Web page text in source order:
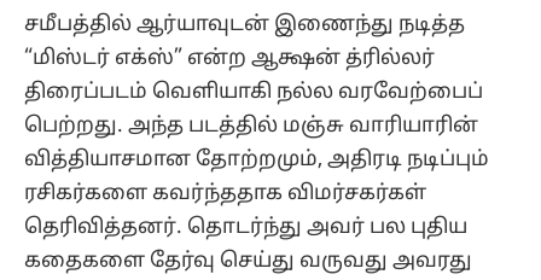
சமீபத்தில் ஆர்யாவுடன் இணைந்து நடித்த
“மிஸ்டர் எக்ஸ்” என்ற ஆக்ஷன் த்ரில்லர்
திரைப்படம் வெளியாகி நல்ல வரவேற்பைப்
பெற்றது. அந்த படத்தில் மஞ்சு வாரியாரின்
வித்தியாசமான தோற்றமும், அதிரடி நடிப்பும்
ரசிகர்களை கவர்ந்ததாக விமர்சகர்கள்
தெரிவித்தனர். தொடர்ந்து அவர் பல புதிய
கதைகளை தேர்வு செய்து வருவது அவரது